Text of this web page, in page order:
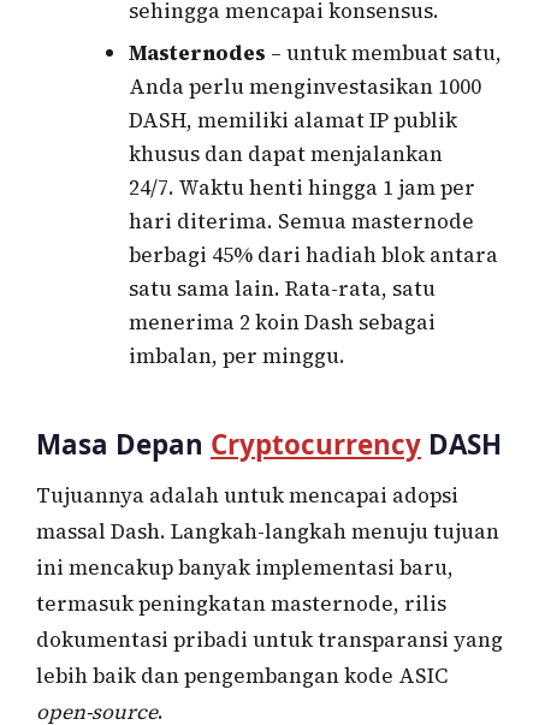
sehingga mencapai konsensus.
Masternodes – untuk membuat satu,
Anda perlu menginvestasikan 1000
DASH, memiliki alamat IP publik
khusus dan dapat menjalankan
24/7. Waktu henti hingga 1 jam per
hari diterima. Semua masternode
berbagi 45% dari hadiah blok antara
satu sama lain. Rata-rata, satu
menerima 2 koin Dash sebagai
imbalan, per minggu.
Masa Depan Cryptocurrency DASH
Tujuannya adalah untuk mencapai adopsi
massal Dash. Langkah-langkah menuju tujuan
ini mencakup banyak implementasi baru,
termasuk peningkatan masternode, rilis
dokumentasi pribadi untuk transparansi yang
lebih baik dan pengembangan kode ASIC
open-source.